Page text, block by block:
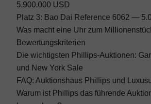
5.900.000 USD
Platz 3: Bao Dai Reference 6062 —
Was macht eine Uhr zum
Bewertungskriterien
Die wichtigsten Phillips-Auktionen:
und New York Sale
FAQ: Auktionshaus Phillips und
Warum ist Phillips das führende